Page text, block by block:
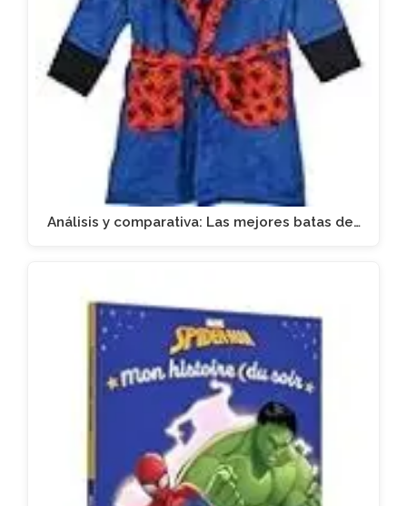
Análisis y comparativa: Las mejores batas de…